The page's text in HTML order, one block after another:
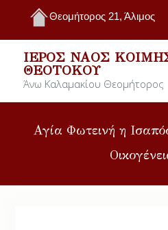
Θεομήτορος 21, Άλιμος
ΙΕΡΌΣ ΝΑΌΣ
ΘΕΟΤΌΚΟΥ
Άνω Καλαμακίου Θεομήτορος
Αγία Φωτεινή η